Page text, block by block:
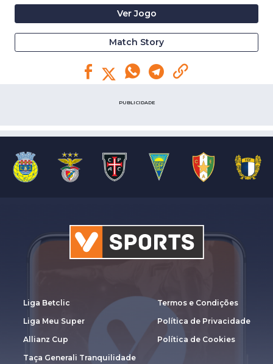
Ver Jogo
Match Story
PUBLICIDADE
Liga Betclic
Liga Meu Super
Allianz Cup
Taça Generali Tranquilidade
Termos e Condições
Política de Privacidade
Política de Cookies